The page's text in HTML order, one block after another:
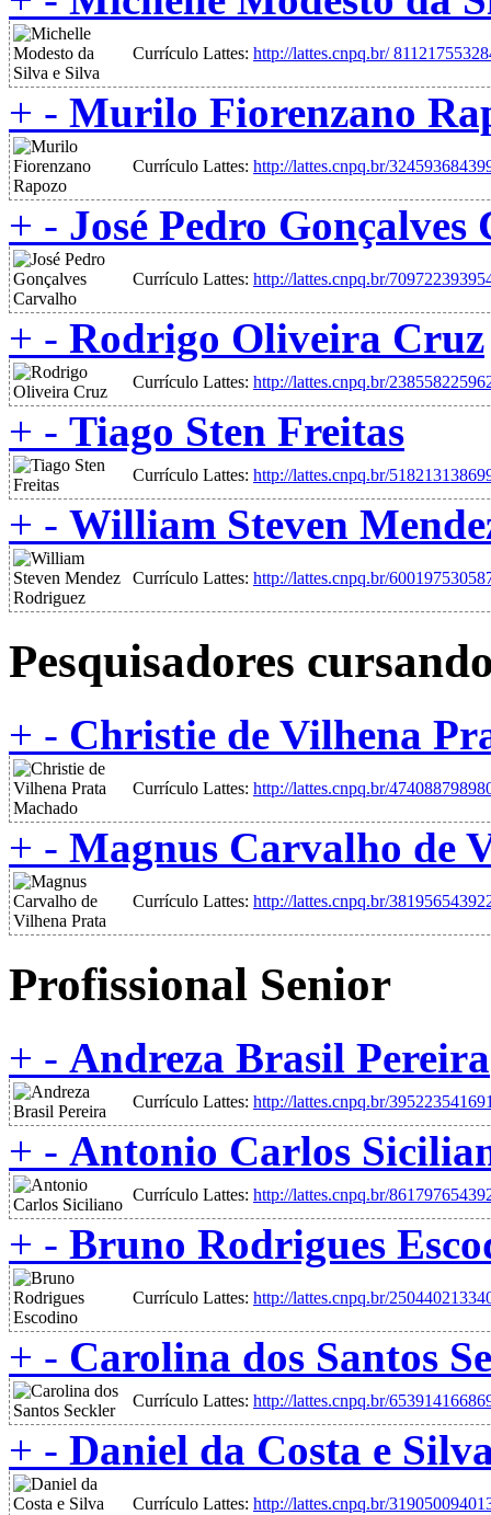
Currículo Lattes: http://lattes.cnpq.br/
+ - Murilo Fiorenzano
Currículo Lattes: http://lattes.cnpq.br/
+ - José Pedro Gonçalves
Currículo Lattes: http://lattes.cnpq.br/
+ - Rodrigo Oliveira Cruz
Currículo Lattes: http://lattes.cnpq.br/
+ - Tiago Sten Freitas
Currículo Lattes: http://lattes.cnpq.br/
+ - William Steven
Currículo Lattes: http://lattes.cnpq.br/
Pesquisadores
+ - Christie de Vilhena
Currículo Lattes: http://lattes.cnpq.br/
+ - Magnus Carvalho de
Currículo Lattes: http://lattes.cnpq.br/
Profissional Senior
+ - Andreza Brasil Pereira
Currículo Lattes: http://lattes.cnpq.br/
+ - Antonio Carlos
Currículo Lattes: http://lattes.cnpq.br/
+ - Bruno Rodrigues
Currículo Lattes: http://lattes.cnpq.br/
+ - Carolina dos Santos
Currículo Lattes: http://lattes.cnpq.br/
+ - Daniel da Costa e
Currículo Lattes: http://lattes.cnpq.br/